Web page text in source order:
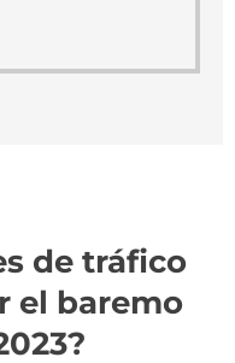
de tráfico
el baremo